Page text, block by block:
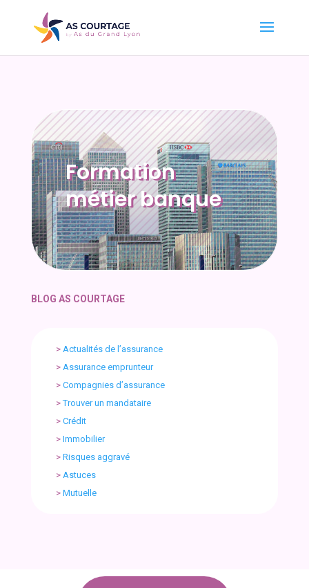
Formation
métier banque
BLOG AS COURTAGE
> Actualités de l’assurance
> Assurance emprunteur
> Compagnies d’assurance
>Trouver un mandataire
> Crédit
> Immobilier
> Risques aggravé
> Astuces
> Mutuelle